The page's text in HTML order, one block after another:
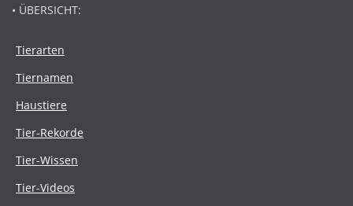
• ÜBERSICHT:
Tierarten
Tiernamen
Haustiere
Tier-Rekorde
Tier-Wissen
Tier-Videos